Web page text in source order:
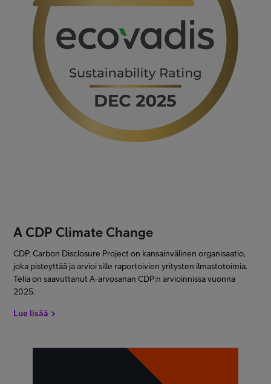
A CDP Climate Change
CDP, Carbon Disclosure Project on kansainvälinen organisaatio,
joka pisteyttää ja arvioi sille raportoivien yritysten ilmastotoimia.
Telia on saavuttanut A-arvosanan CDP:n arvioinnissa vuonna
2025.
Lue lisää